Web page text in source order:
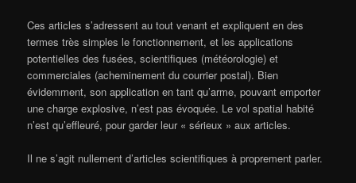
Ces articles s’adressent au tout venant et expliquent en des
termes très simples le fonctionnement, et les applications
potentielles des fusées, scientifiques (météorologie) et
commerciales (acheminement du courrier postal). Bien
évidemment, son application en tant qu’arme, pouvant emporter
une charge explosive, n’est pas évoquée. Le vol spatial habité
n’est qu’effleuré, pour garder leur « sérieux » aux articles.
Il ne s’agit nullement d’articles scientifiques à proprement parler.